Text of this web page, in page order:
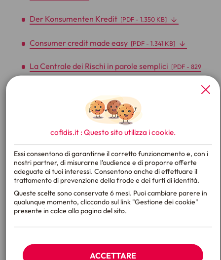
Der Konsumenten Kredit [PDF - 1.350 KB]
Consumer credit made easy [PDF - 1.341 KB]
La Centrale dei Rischi in parole semplici [PDF - 829
Die risikozentrale in einfachen Worten
The Central Credit Register (CR) made easy
Per le guide “Il credito ai consumatori in parole semplici”
in formato accessibileclicca qui .
Per le guide “La Centrale dei Rischi in parole semplici” in
cofidis.it : Questo sito utilizza icookie.
Essi consentono di garantirne il corretto funzionamento e, con i
nostri partner, di misurarne l’audience e di proporre offerte
adeguate ai tuoi interessi. Consentono anche di effettuare il
trattamento di prevenzione della frode e dei furti di identità.
Queste scelte sono conservate 6 mesi. Puoi cambiare parere in
qualunque momento, cliccando sul link "Gestione dei cookie"
presente in calce alla pagina del sito.
ACCETTARE